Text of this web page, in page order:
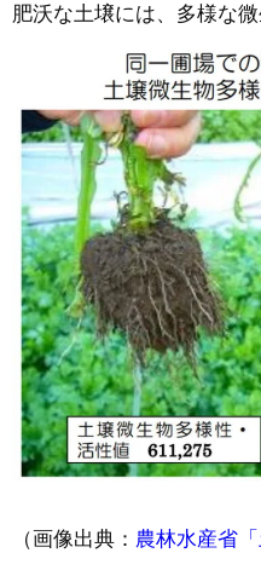
肥沃な土壌には、多様な
（画像出典： 農林水産省